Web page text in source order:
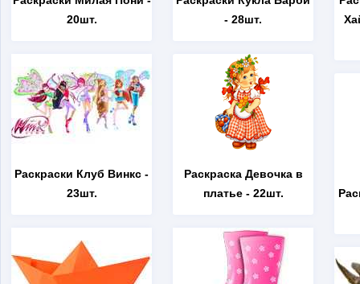
20шт.
Раскраски Клуб Винкс -
23шт.
- 28шт.
Раскраска Девочка в
платье- 22шт.